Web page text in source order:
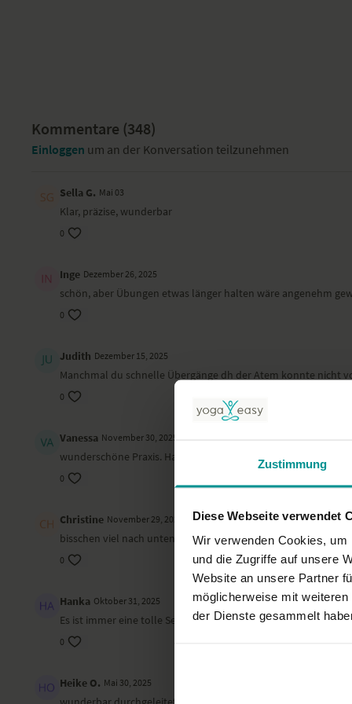
Zustimmung
Diese Webseite verwendet
Wir verwenden Cookies,
und die Zugriffe auf unsere
Website an unsere Partner
möglicherweise mit
der Dienste gesammelt
Kommentare (348)
Einloggen um an der Konversation teilzunehmen
Sella G. Mai 03
Klar, präzise, wunderbar
0
Inge Dezember 26, 2025
schön, aber Übungen etwas länger halten wäre angenehm
0
Judith Dezember 15, 2025
Manchmal du schnelle Übergänge dh der Atem konnte nicht
0
Vanessa November 30, 2025
wunderschöne Praxis. Hat sich unglaublich gut im Körper
0
Christine November 29, 2025
bisschen viel nach unten schauenden Hund. Der Druck auf
0
Hanka Oktober 31, 2025
Es ist immer eine tolle Session mit Veronika. Vielen Dank
0
Heike O. Mai 30, 2025